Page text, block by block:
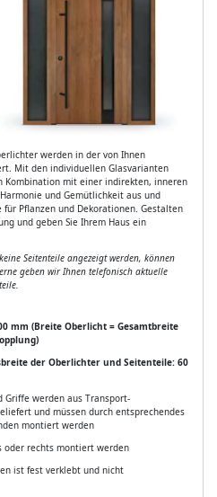
werden in der von Ihnen
Mit den individuellen Glasvarianten
Kombination mit einer indirekten, inneren
und Gemütlichkeit aus und
Pflanzen und Dekorationen. Gestalten
und geben Sie Ihrem Haus ein
Seitenteile angezeigt werden, können
geben wir Ihnen telefonisch aktuelle
mm (Breite Oberlicht = Gesamtbreite
der Oberlichter und Seitenteile: 60
werden aus Transport-
und müssen durch entsprechendes
montiert werden
oder rechts montiert werden
ist fest verklebt und nicht